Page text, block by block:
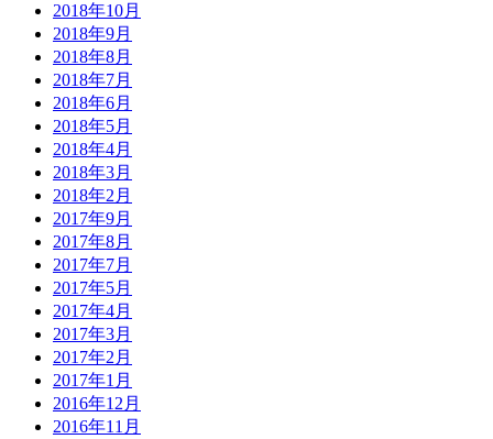
2018年10月
2018年9月
2018年8月
2018年7月
2018年6月
2018年5月
2018年4月
2018年3月
2018年2月
2017年9月
2017年8月
2017年7月
2017年5月
2017年4月
2017年3月
2017年2月
2017年1月
2016年12月
2016年11月